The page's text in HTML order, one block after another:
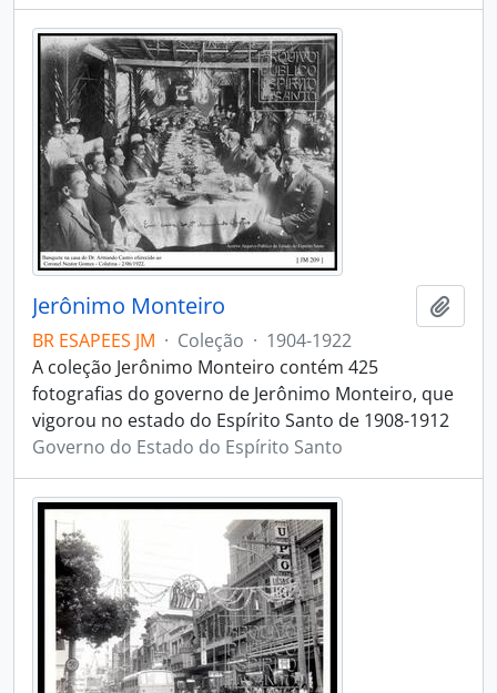
Jerônimo Monteiro
BR ESAPEES JM · Coleção · 1904-1922
A coleção Jerônimo Monteiro contém 425
fotografias do governo de Jerônimo Monteiro, que
vigorou no estado do Espírito Santo de 1908-1912
Governo do Estado do Espírito Santo